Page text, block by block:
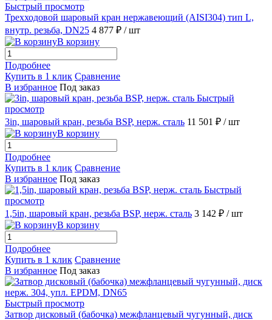
Быстрый просмотр
Трехходовой шаровый кран нержавеющий (AISI304) тип L,
внутр. резьба, DN25 4 877 ₽ / шт
В корзину
Подробнее
Купить в 1 клик Сравнение
В избранное Под заказ
Быстрый
просмотр
3in, шаровый кран, резьба BSP, нерж. сталь 11 501 ₽ / шт
В корзину
Подробнее
Купить в 1 клик Сравнение
В избранное Под заказ
Быстрый
просмотр
1,5in, шаровый кран, резьба BSP, нерж. сталь 3 142 ₽ / шт
В корзину
Подробнее
Купить в 1 клик Сравнение
В избранное Под заказ
Быстрый просмотр
Затвор дисковый (бабочка) межфланцевый чугунный, диск